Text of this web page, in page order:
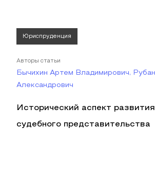
Юриспруденция
Авторы статьи
Бычихин Артем Владимирович,
Александрович
Исторический аспект
судебного представительства